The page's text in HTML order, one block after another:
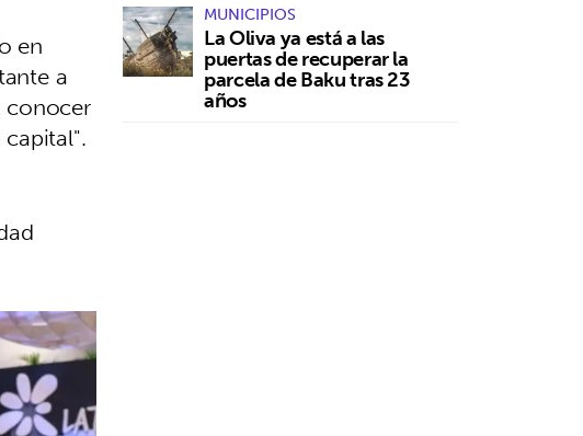
en
a
conocer
MUNICIPIOS
La Oliva ya está a las
puertas de recuperar la
parcela de Baku tras 23
años